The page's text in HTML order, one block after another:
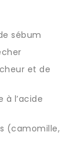
sébum
et de
l’acide
(camomille,